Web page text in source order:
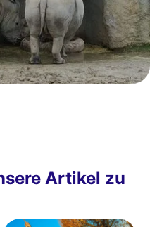
Artikel zu